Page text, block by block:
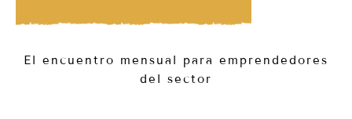
El encuentro mensual para emprendedores
del sector